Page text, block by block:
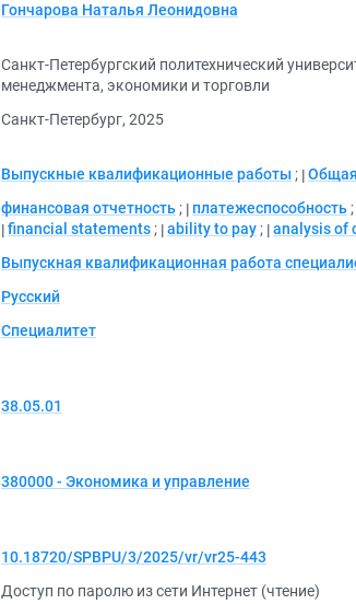
Гончарова Наталья Леонидовна
Санкт-Петербургский политехнический
менеджмента, экономики и торговли
Санкт-Петербург, 2025
Выпускные квалификационные работы ;
финансовая отчетность ; платежеспособность ;
financial statements ; ability to pay ; analysis of
Выпускная квалификационная работа
Русский
Специалитет
38.05.01
380000 - Экономика и управление
10.18720/SPBPU/3/2025/vr/vr25-443
Доступ по паролю из сети Интернет (чтение)